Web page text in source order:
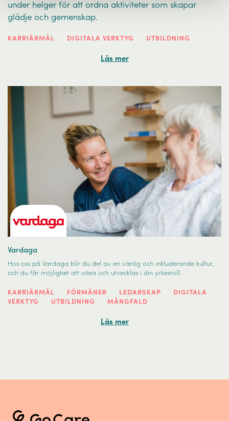
under helger för att ordna aktiviteter som skapar
glädje och gemenskap.
KARRIÄRMÅL DIGITALA VERKTYG UTBILDNING
Läs mer
Vardaga
Hos oss på Vardaga blir du del av en vänlig och inkluderande kultur,
och du får möjlighet att växa och utvecklas i din yrkesroll.
KARRIÄRMÅL FÖRMÅNER LEDARSKAP
DIGITALA
VERKTYG
UTBILDNING MÅNGFALD
Läs mer